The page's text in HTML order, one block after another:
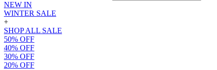
NEW IN
WINTER SALE
+
SHOP ALL SALE
50% OFF
40% OFF
30% OFF
20% OFF